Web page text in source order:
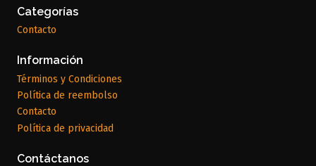
Categorías
Contacto
Información
Términos y Condiciones
Política de reembolso
Contacto
Política de privacidad
Contáctanos